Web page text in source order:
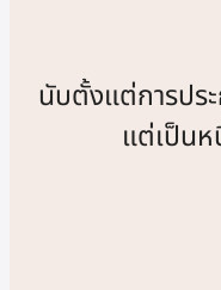
นับตั้งแต่การปร
แต่เป็นห